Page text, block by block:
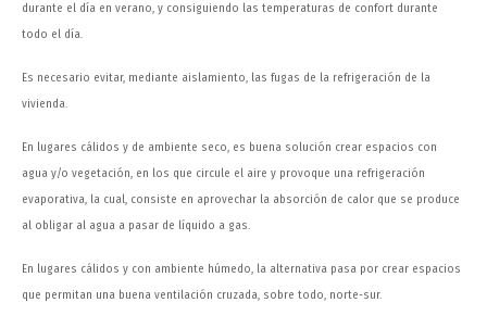
durante el día en verano, y consiguiendo las temperaturas de confort durante
todo el día.
Es necesario evitar, mediante aislamiento, las fugas de la refrigeración de la
vivienda.
En lugares cálidos y de ambiente seco, es buena solución crear espacios con
agua y/o vegetación, en los que circule el aire y provoque una refrigeración
evaporativa, la cual, consiste en aprovechar la absorción de calor que se produce
al obligar al agua a pasar de líquido a gas.
En lugares cálidos y con ambiente húmedo, la alternativa pasa por crear espacios
que permitan una buena ventilación cruzada, sobre todo, norte-sur.